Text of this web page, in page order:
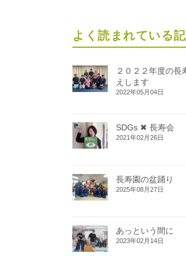
よく読まれている
２０２２年度の長
えします
2022年05月04日
SDGs ✖ 長寿会
2021年02月26日
長寿園の盆踊り
2025年08月27日
あっという間に
2023年02月14日